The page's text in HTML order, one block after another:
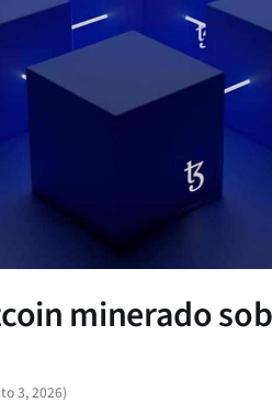
minerado
3, 2026)